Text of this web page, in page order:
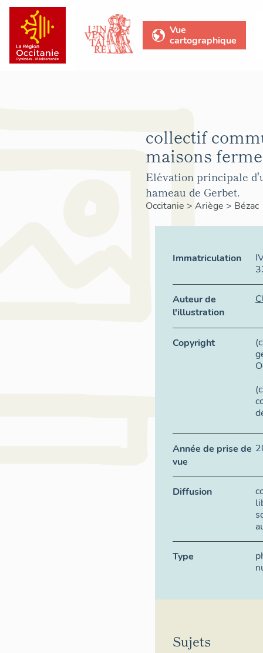
Vue
cartographique
collectif
maisons
Elévation principale
hameau de Gerbet.
Occitanie > Ariège > Bézac
Immatriculation
Auteur de
l'illustration
Copyright
Année de prise de
vue
Diffusion
Type
Sujets